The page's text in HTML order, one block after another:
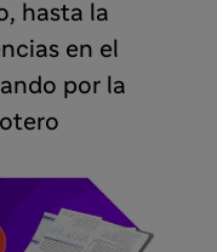
hasta la
en el
por la